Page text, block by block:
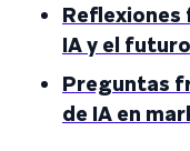
Reflexiones
IA y el
Preguntas
de IA en